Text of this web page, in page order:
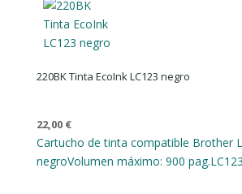
220BK Tinta EcoInk LC123 negro
22,00 €
Cartucho de tinta compatible Brother
negroVolumen máximo: 900 pag.